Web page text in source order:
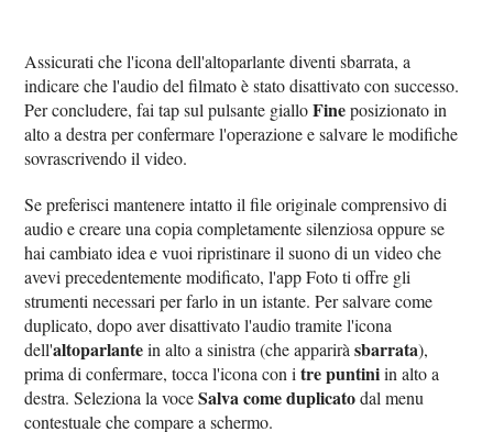
Assicurati che l'icona dell'altoparlante diventi sbarrata, a
indicare che l'audio del filmato è stato disattivato con successo.
Per concludere, fai tap sul pulsante gialloFineposizionato in
alto a destra per confermare l'operazione e salvare le modifiche
sovrascrivendo il video.
Se preferisci mantenere intatto il file originale comprensivo di
audio e creare una copia completamente silenziosa oppure se
hai cambiato idea e vuoi ripristinare il suono di un video che
avevi precedentemente modificato, l'app Foto ti offre gli
strumenti necessari per farlo in un istante. Per salvare come
duplicato, dopo aver disattivato l'audio tramite l'icona
dell'altoparlantein alto a sinistra (che appariràsbarrata),
prima di confermare, tocca l'icona con itre puntiniin alto a
destra. Seleziona la voceSalva come duplicatodal menu
contestuale che compare a schermo.